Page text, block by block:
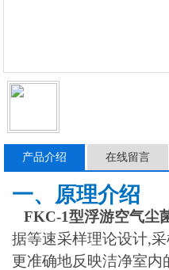
产品介绍 在线留言
一、原理介绍
FKC-1型浮游空气尘
据等速采样理论设计,
更准确地反映洁净室